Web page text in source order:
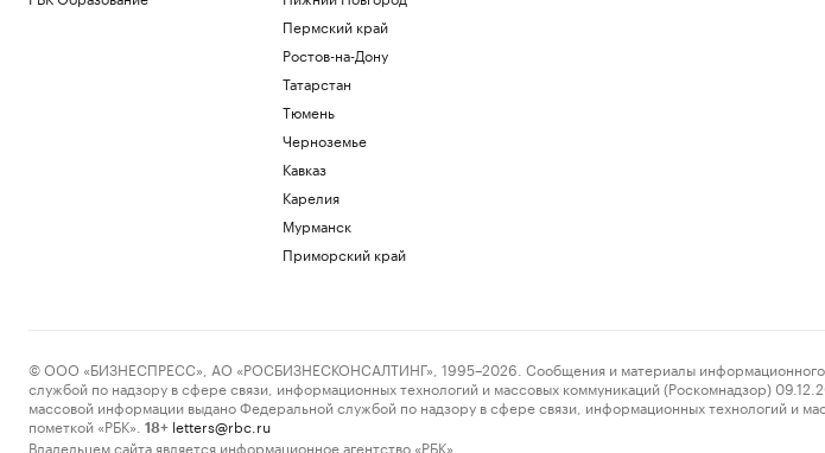
Пермский край
Ростов-на-Дону
Татарстан
Тюмень
Черноземье
Кавказ
Карелия
Мурманск
Приморский край
© ООО «БИЗНЕСПРЕСС», АО «РОСБИЗНЕСКОНСАЛТИНГ», 1995–2026. Сообщения и материалы информационного
службой по надзору в сфере связи, информационных технологий и массовых коммуникаций (Роскомнадзор)
массовой информации выдано Федеральной службой по надзору в сфере связи, информационных технологий и
пометкой «РБК».
18+ letters@rbc.ru
Владельцем сайта является информационное агентство «РБК».